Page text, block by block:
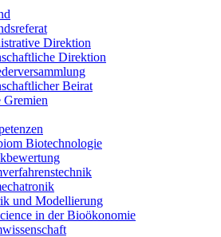
Direktion
Direktion
Beirat
Gremien
Biotechnologie
und Modellierung
in der Bioökonomie